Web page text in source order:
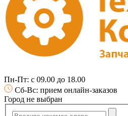
Пн-Пт: с 09.00 до 18.00
Сб-Вс: прием онлайн-заказов
Город не выбран